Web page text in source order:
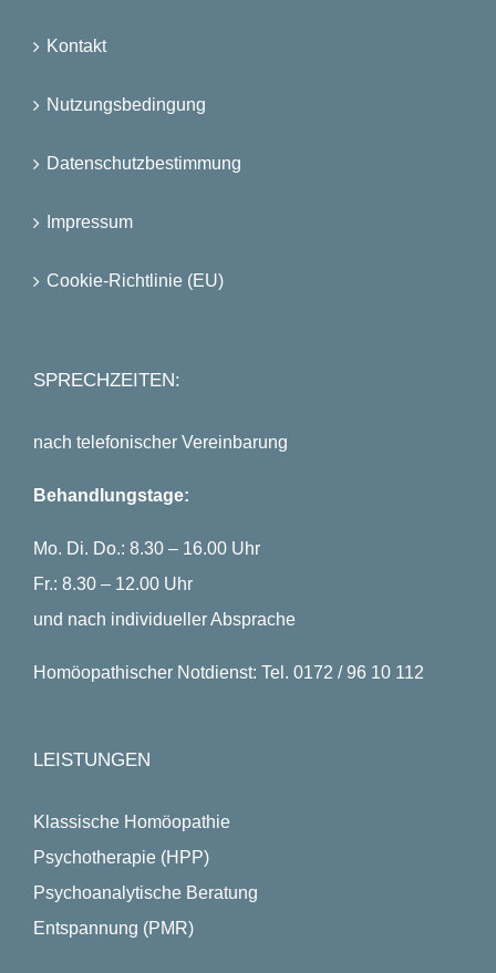
Kontakt
Nutzungsbedingung
Datenschutzbestimmung
Impressum
Cookie-Richtlinie (EU)
SPRECHZEITEN:
nach telefonischer Vereinbarung
Behandlungstage:
Mo. Di. Do.: 8.30 – 16.00 Uhr
Fr.: 8.30 – 12.00 Uhr
und nach individueller Absprache
Homöopathischer Notdienst: Tel. 0172 / 96 10 112
LEISTUNGEN
Klassische Homöopathie
Psychotherapie (HPP)
Psychoanalytische Beratung
Entspannung (PMR)